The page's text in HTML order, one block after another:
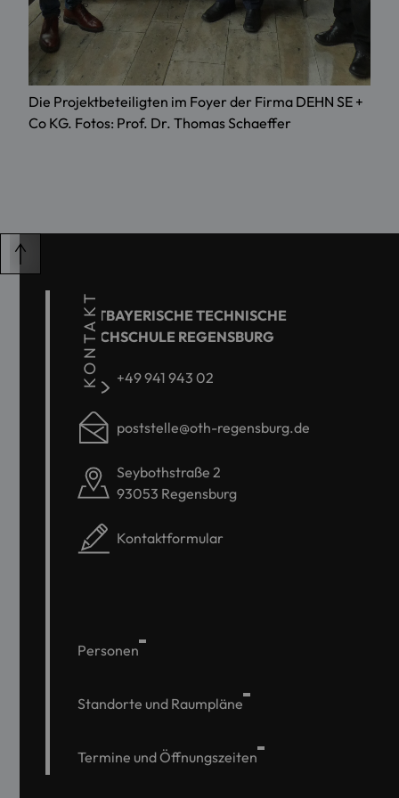
Die Projektbeteiligten im Foyer der Firma DEHN SE +
Co KG. Fotos: Prof. Dr. Thomas Schaeffer
KONTAKT
OSTBAYERISCHE TECHNISCHE
HOCHSCHULE REGENSBURG
+49 941 943 02
poststelle@oth-regensburg.de
Seybothstraße 2
93053 Regensburg
Kontaktformular
Personen
Standorte und Raumpläne
Termine und Öffnungszeiten